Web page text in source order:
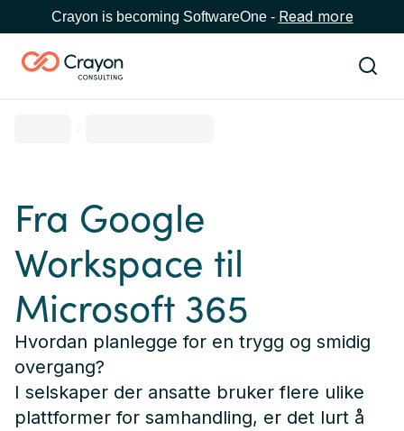
Crayon is becoming SoftwareOne - Read more
Fra Google
Workspace til
Microsoft 365
Hvordan planlegge for en trygg og smidig
overgang?
I selskaper der ansatte bruker flere ulike
plattformer for samhandling, er det lurt å